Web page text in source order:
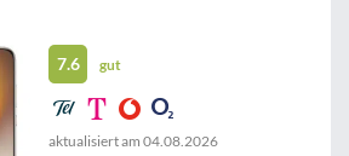
7.6 gut
aktualisiert am 04.08.2026